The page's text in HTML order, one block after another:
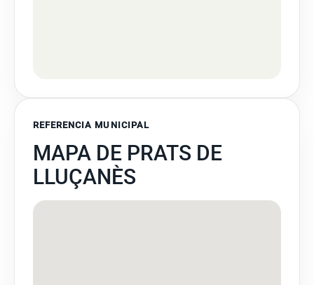
REFERENCIA MUNICIPAL
MAPA DE PRATS DE
LLUÇANÈS